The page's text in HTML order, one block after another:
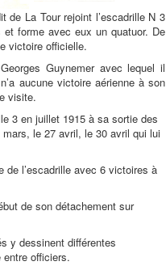
de La Tour rejoint l’escadrille N 3
forme avec eux un quatuor. De
victoire officielle.
Guynemer avec lequel il
aucune victoire aérienne à son
visite.
3 en juillet 1915 à sa sortie des
le 27 avril, le 30 avril qui lui
de l’escadrille avec 6 victoires à
de son détachement sur
y dessinent différentes
officiers.